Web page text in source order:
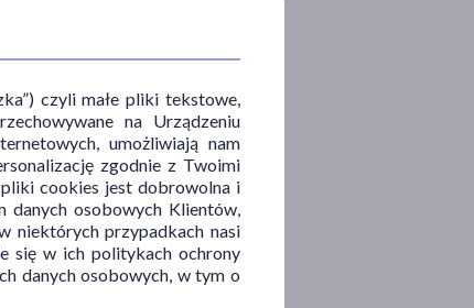
czyli małe pliki tekstowe,
na Urządzeniu
umożliwiają nam
zgodnie z Twoimi
cookies jest dobrowolna i
danych osobowych Klientów,
niektórych przypadkach nasi
się w ich politykach ochrony
danych osobowych, w tym o